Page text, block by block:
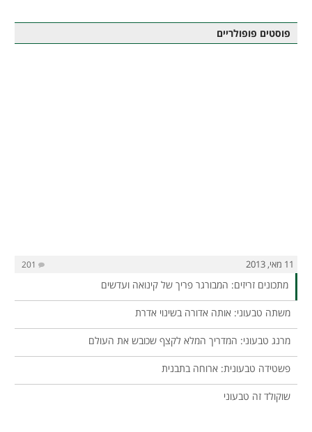
פוסטים פופולריים
11 מאי, 2013 201
מתכונים זריזים: המבורגר פריך של קינואה ועדשים
משתה טבעוני: אותה אדורה בשינוי אדרת
מרנג טבעוני: המדריך המלא לקצף שכובש את העולם
פשטידה טבעונית: ארוחה בתבנית
שוקולד זה טבעוני